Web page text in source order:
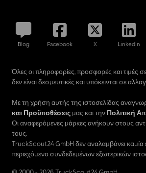
Blog Facebook X LinkedIn
Όλες οι πληροφορίες, προσφορές και τιμές
δεν είναι δεσμευτικές και υπόκεινται σε
Με τη χρήση αυτής της ιστοσελίδας
και Προϋποθέσεις μας και την Πολιτική
Οι αναφερόμενες μάρκες ανήκουν στους
τους.
TruckScout24 GmbH δεν αναλαμβάνει καμία
περιεχόμενο συνδεδεμένων εξωτερικών